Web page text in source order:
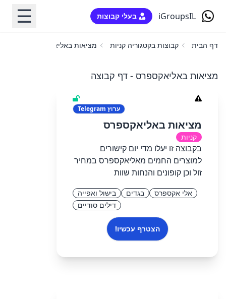
iGroupsIL בעלי קבוצות ☰
דף הבית קבוצות בקטגוריה קניות מציאות באליאקספרס
מציאות באליאקספרס - דף קבוצה
ערוץ
מציאות באליאקספרס
קניות
בקבוצה זו יעלו מדי יום קישורים
למוצרים החמים מאליאקספרס במחיר
זול וכן קופונים והנחות שוות
אלי אקספרס בגדים
בישול ואפייה
דילים סודיים
הצטרף עכשיו!